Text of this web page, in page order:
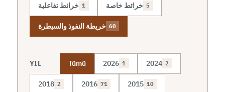
خرائط تفاعلية 1 خرائط خاصة 5
خريطة النفوذ والسيطرة 60
YIL Tümü 2026 1 2024 2
2018 2 2016 71 2015 10